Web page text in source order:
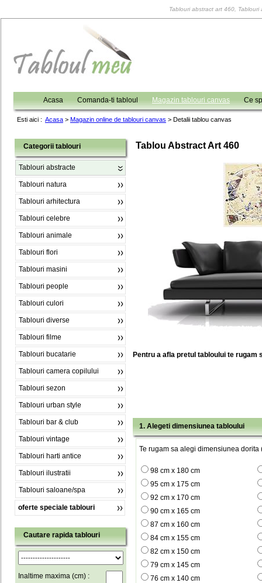
Tablouri abstract art 460,
Acasa Comanda-ti tabloul Magazin tablouri canvas Ce
Esti aici : Acasa > Magazin online de tablouri canvas > Detalii tablou canvas
Categorii tablouri
Tablouri abstracte
Tablouri natura
Tablouri arhitectura
Tablouri celebre
Tablouri animale
Tablouri flori
Tablouri masini
Tablouri people
Tablouri culori
Tablouri diverse
Tablouri filme
Tablouri bucatarie
Tablouri camera copilului
Tablouri sezon
Tablouri urban style
Tablouri bar & club
Tablouri vintage
Tablouri harti antice
Tablouri ilustratii
Tablouri saloane/spa
oferte speciale tablouri
Cautare rapida tablouri
Inaltime maxima (cm) :
Tablou Abstract Art 460
Pentru a afla pretul tabloului te rugam
1. Alegeti dimensiunea tabloului
Te rugam sa alegi dimensiunea dorita
98 cm x 180 cm
95 cm x 175 cm
92 cm x 170 cm
90 cm x 165 cm
87 cm x 160 cm
84 cm x 155 cm
82 cm x 150 cm
79 cm x 145 cm
76 cm x 140 cm